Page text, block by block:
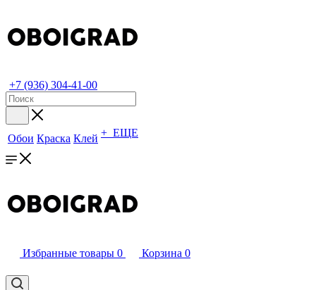
+7 (936) 304-41-00
Обои Краска Клей + ЕЩЕ
Избранные товары 0 Корзина 0